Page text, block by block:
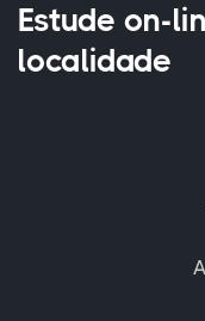
Estude on-
localidade